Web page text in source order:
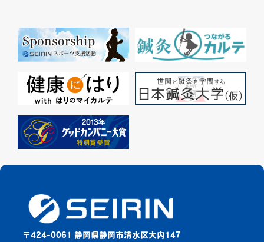
〒424-0061 静岡県静岡市清水区大内147